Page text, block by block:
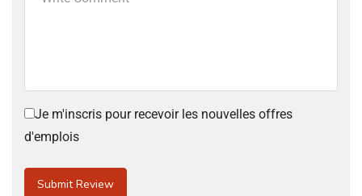
Je m'inscris pour recevoir les nouvelles offres
d'emplois